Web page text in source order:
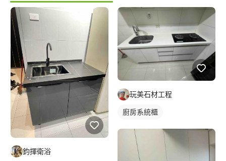
鈞揮衛浴
玩美石材工程
廚房系統櫃